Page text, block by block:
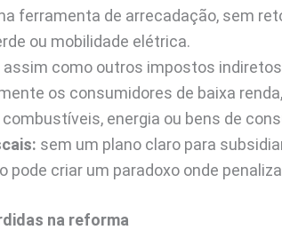
ferramenta de arrecadação, sem
ou mobilidade elétrica.
assim como outros impostos
os consumidores de baixa
energia ou bens de
sem um plano claro para
pode criar um paradoxo onde
na reforma